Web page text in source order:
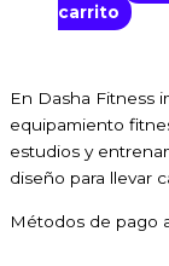
carrito
En Dasha Fitness
equipamiento
estudios y
diseño para llevar
Métodos de pago